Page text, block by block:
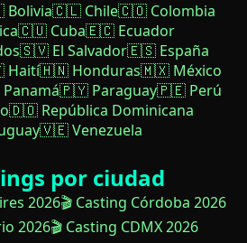
🇨🇱 Chile🇨🇴 Colombia
🇨🇺 Cuba🇪🇨 Ecuador
🇸🇻 El Salvador🇪🇸 España
🇭🇳 Honduras🇲🇽 México
🇵🇾 Paraguay🇵🇪 Perú
🇩🇴 República Dominicana
🇻🇪 Venezuela
por ciudad
2026🎬 Casting Córdoba 2026
2026🎬 Casting CDMX 2026